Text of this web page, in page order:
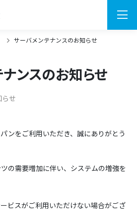
サーバメンテナンスのお知らせ
ンスのお知らせ
せ
ンをご利用いただき、誠にありがとう
の需要増加に伴い、システムの増強を
ビスがご利用いただけない場合がござ